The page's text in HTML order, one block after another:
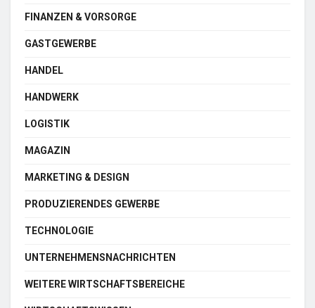
FINANZEN & VORSORGE
GASTGEWERBE
HANDEL
HANDWERK
LOGISTIK
MAGAZIN
MARKETING & DESIGN
PRODUZIERENDES GEWERBE
TECHNOLOGIE
UNTERNEHMENSNACHRICHTEN
WEITERE WIRTSCHAFTSBEREICHE